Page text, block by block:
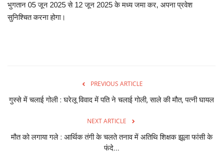
भुगतान 05 जून 2025 से 12 जून 2025 के मध्य जमा कर, अपना प्रवेश
सुनिश्चित करना होगा।
PREVIOUS ARTICLE
गुस्से में चलाई गोली : घरेलू विवाद में पति ने चलाई गोली, साले की मौत, पत्नी घायल
NEXT ARTICLE
मौत को लगाया गले : आर्थिक तंगी के चलते तनाव में अतिथि शिक्षक झूला फांसी के
फंदे...